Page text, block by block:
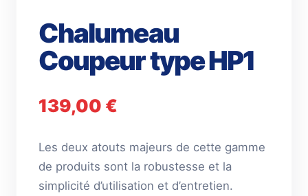
Chalumeau
Coupeur type HP1
139,00 €
Les deux atouts majeurs de cette gamme
de produits sont la robustesse et la
simplicité d’utilisation et d’entretien.